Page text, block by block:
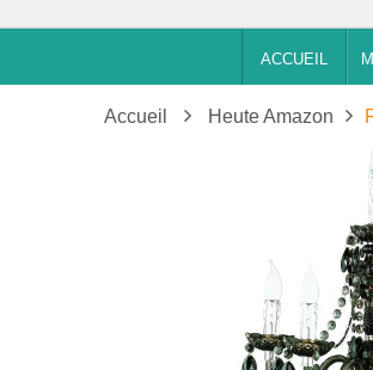
ACCUEIL
Accueil Heute Amazon